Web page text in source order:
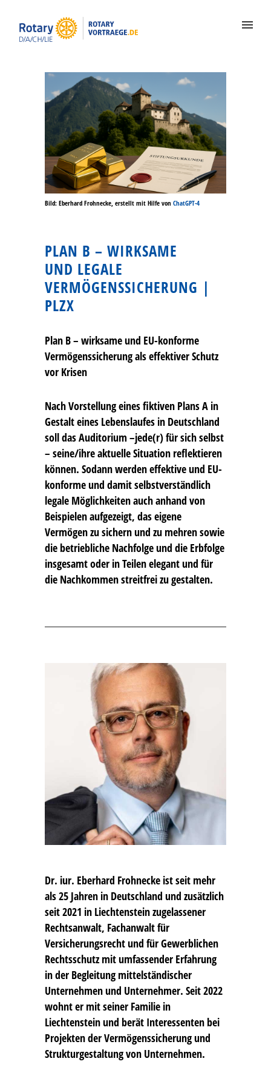
PLAN B – WIRKSAME
UND LEGALE
VERMÖGENSSICHERUNG |
PLZX
Plan B – wirksame und EU-konforme
Vermögenssicherung als effektiver Schutz
vor Krisen
Nach Vorstellung eines fiktiven Plans A in
Gestalt eines Lebenslaufes in Deutschland
soll das Auditorium –jede(r) für sich selbst
– seine/ihre aktuelle Situation reflektieren
können. Sodann werden effektive und EU-
konforme und damit selbstverständlich
legale Möglichkeiten auch anhand von
Beispielen aufgezeigt, das eigene
Vermögen zu sichern und zu mehren sowie
die betriebliche Nachfolge und die Erbfolge
insgesamt oder in Teilen elegant und für
die Nachkommen streitfrei zu gestalten.
Bild: Eberhard Frohnecke, erstellt mit Hilfe von ChatGPT-4
Dr. iur. Eberhard Frohnecke ist seit mehr
als 25 Jahren in Deutschland und zusätzlich
seit 2021 in Liechtenstein zugelassener
Rechtsanwalt, Fachanwalt für
Versicherungsrecht und für Gewerblichen
Rechtsschutz mit umfassender Erfahrung
in der Begleitung mittelständischer
Unternehmen und Unternehmer. Seit 2022
wohnt er mit seiner Familie in
Liechtenstein und berät Interessenten bei
Projekten der Vermögenssicherung und
Strukturgestaltung von Unternehmen.